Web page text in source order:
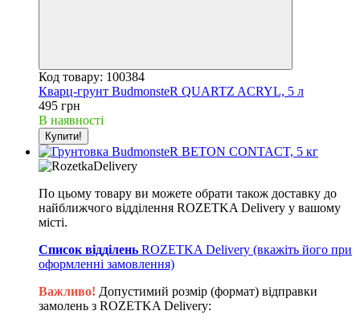
Код товару: 100384
Кварц-грунт BudmonsteR QUARTZ ACRYL, 5 л
495 грн
В наявності
Купити!
По цьому товару ви можете обрати також доставку до
найближчого відділення ROZETKA Delivery у вашому
місті.
Список відділень ROZETKA Delivery (вкажіть його при
оформленні замовлення)
Важливо! Допустимий розмір (формат) відправки
замолень з ROZETKA Delivery: